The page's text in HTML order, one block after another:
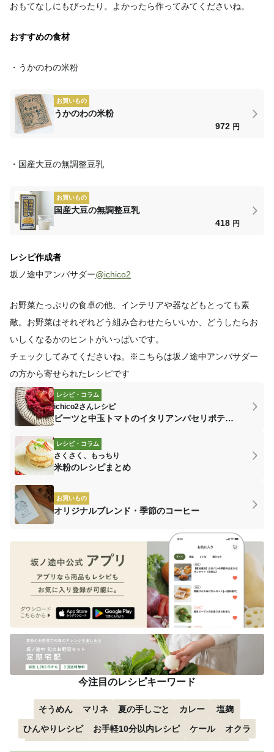
おもてなしにもぴったり。よかったら作ってみてくださいね。
おすすめの食材
・うかのわの米粉
お買いもの
うかのわの米粉
972 円
・国産大豆の無調整豆乳
お買いもの
国産大豆の無調整豆乳
418 円
レシピ作成者
坂ノ途中アンバサダー@ichico2
お野菜たっぷりの食卓の他、インテリアや器などもとっても素
敵。お野菜はそれぞれどう組み合わせたらいいか、どうしたらお
いしくなるかのヒントがいっぱいです。
チェックしてみてくださいね。※こちらは坂ノ途中アンバサダー
の方から寄せられたレシピです
レシピ・コラム
ichico2さんレシピ
ビーツと中玉トマトのイタリアンパセリポテサラ
レシピ・コラム
さくさく、もっちり
米粉のレシピまとめ
お買いもの
オリジナルブレンド・季節のコーヒー
今注目のレシピキーワード
そうめん マリネ 夏の手しごと カレー
塩麹
ひんやりレシピ
お手軽10分以内レシピ ケール
オクラ